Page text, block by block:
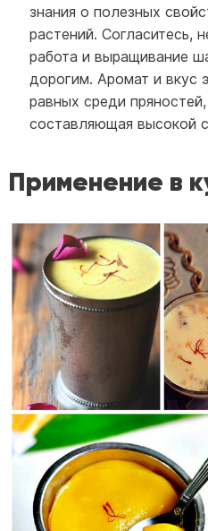
знания о полезных
растений. Согласитесь,
работа и выращивание
дорогим. Аромат и вкус
равных среди
составляющая высокой
Применение в